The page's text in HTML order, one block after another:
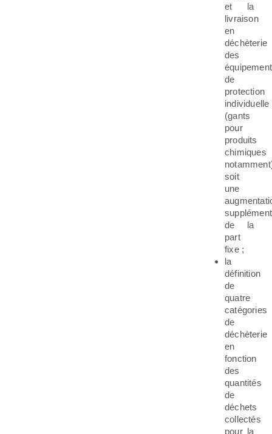
et la
livraison
en
déchèterie
des
de
protection
individuelle
(gants
pour
produits
chimiques
soit
une
de la
part
fixe ;
la
définition
de
quatre
catégories
de
déchèterie
en
fonction
des
quantités
de
déchets
collectés
pour la